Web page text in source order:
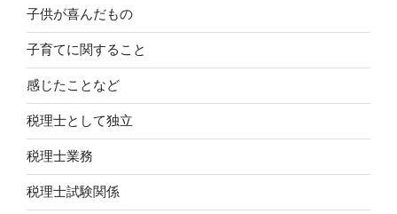
子供が喜んだもの
子育てに関すること
感じたことなど
税理士として独立
税理士業務
税理士試験関係